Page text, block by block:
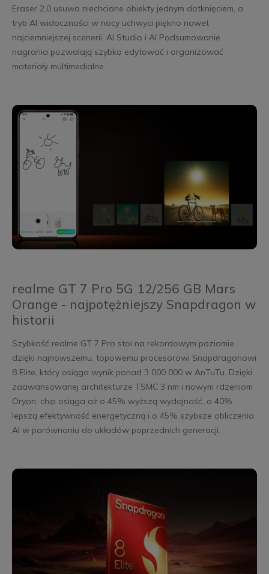
Eraser 2.0 usuwa niechciane obiekty jednym dotknięciem, a
tryb AI widoczności w nocy uchwyci piękno nawet
najciemniejszej scenerii. AI Studio i AI Podsumowanie
nagrania pozwalają szybko edytować i organizować
materiały multimedialne.
realme GT 7 Pro 5G 12/256 GB Mars
Orange - najpotężniejszy Snapdragon w
historii
Szybkość realme GT 7 Pro stoi na rekordowym poziomie
dzięki najnowszemu, topowemu procesorowi Snapdragonowi
8 Elite, który osiąga wynik ponad 3 000 000 w AnTuTu. Dzięki
zaawansowanej architekturze TSMC 3 nm i nowym rdzeniom
Oryon, chip osiąga aż o 45% wyższą wydajność, o 40%
lepszą efektywność energetyczną i o 45% szybsze obliczenia
AI w porównaniu do układów poprzednich generacji.